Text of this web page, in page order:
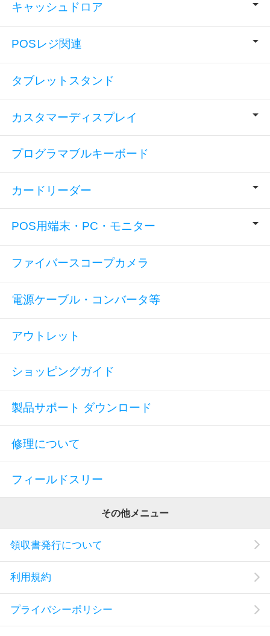
キャッシュドロア
POSレジ関連
タブレットスタンド
カスタマーディスプレイ
プログラマブルキーボード
カードリーダー
POS用端末・PC・モニター
ファイバースコープカメラ
電源ケーブル・コンバータ等
アウトレット
ショッピングガイド
製品サポート ダウンロード
修理について
フィールドスリー
その他メニュー
領収書発行について
利用規約
プライバシーポリシー